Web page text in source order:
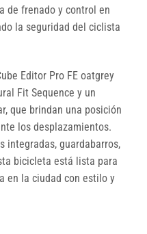
de frenado y control en
la seguridad del ciclista
Editor Pro FE oatgrey
Fit Sequence y un
que brindan una posición
los desplazamientos.
integradas, guardabarros,
bicicleta está lista para
en la ciudad con estilo y